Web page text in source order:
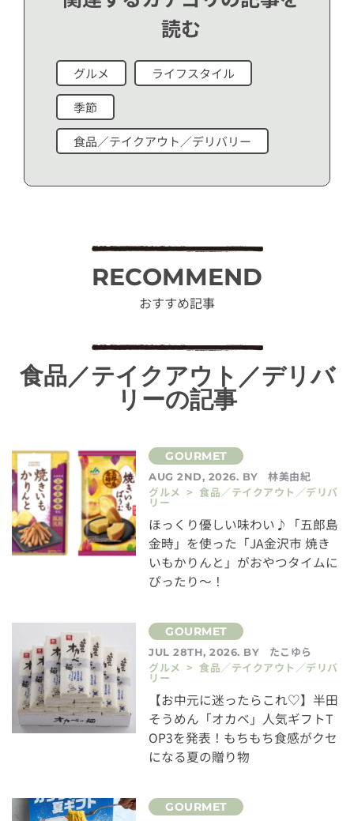
読む
グルメ ライフスタイル
季節
食品／テイクアウト／デリバリー
RECOMMEND
おすすめ記事
食品／テイクアウト／デリバ
リーの記事
AUG 2ND, 2026. BY
林美由紀
グルメ > 食品／テイクアウト／デリバ
リー
ほっくり優しい味わい♪「五郎島
金時」を使った「JA金沢市 焼き
いもかりんと」がおやつタイムに
ぴったり～！
JUL 28TH, 2026. BY
たこゆら
グルメ > 食品／テイクアウト／デリバ
リー
【お中元に迷ったらこれ♡】半田
そうめん「オカベ」人気ギフトT
OP3を発表！もちもち食感がクセ
になる夏の贈り物